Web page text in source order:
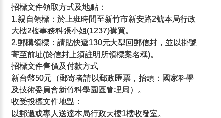
招標文件領取方式及地點：
1.親自領標：於上班時間至新竹市新安路2號本局行政
大樓2樓事務科張小姐(1237)購買。
2.郵購領標：請貼快遞130元大型回郵信封，並以掛號
寄至前址(於信封上須註明所領標案名稱)。
招標文件售價及付款方式
新台幣50元（郵寄者請以郵政匯票，抬頭：國家科學
及技術委員會新竹科學園區管理局）。
收受投標文件地點：
以郵遞或專人送達本局行政大樓1樓收發室。